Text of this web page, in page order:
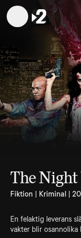
The
Fiktion | Kriminal |
En felaktig leverans
vakter blir osannolika